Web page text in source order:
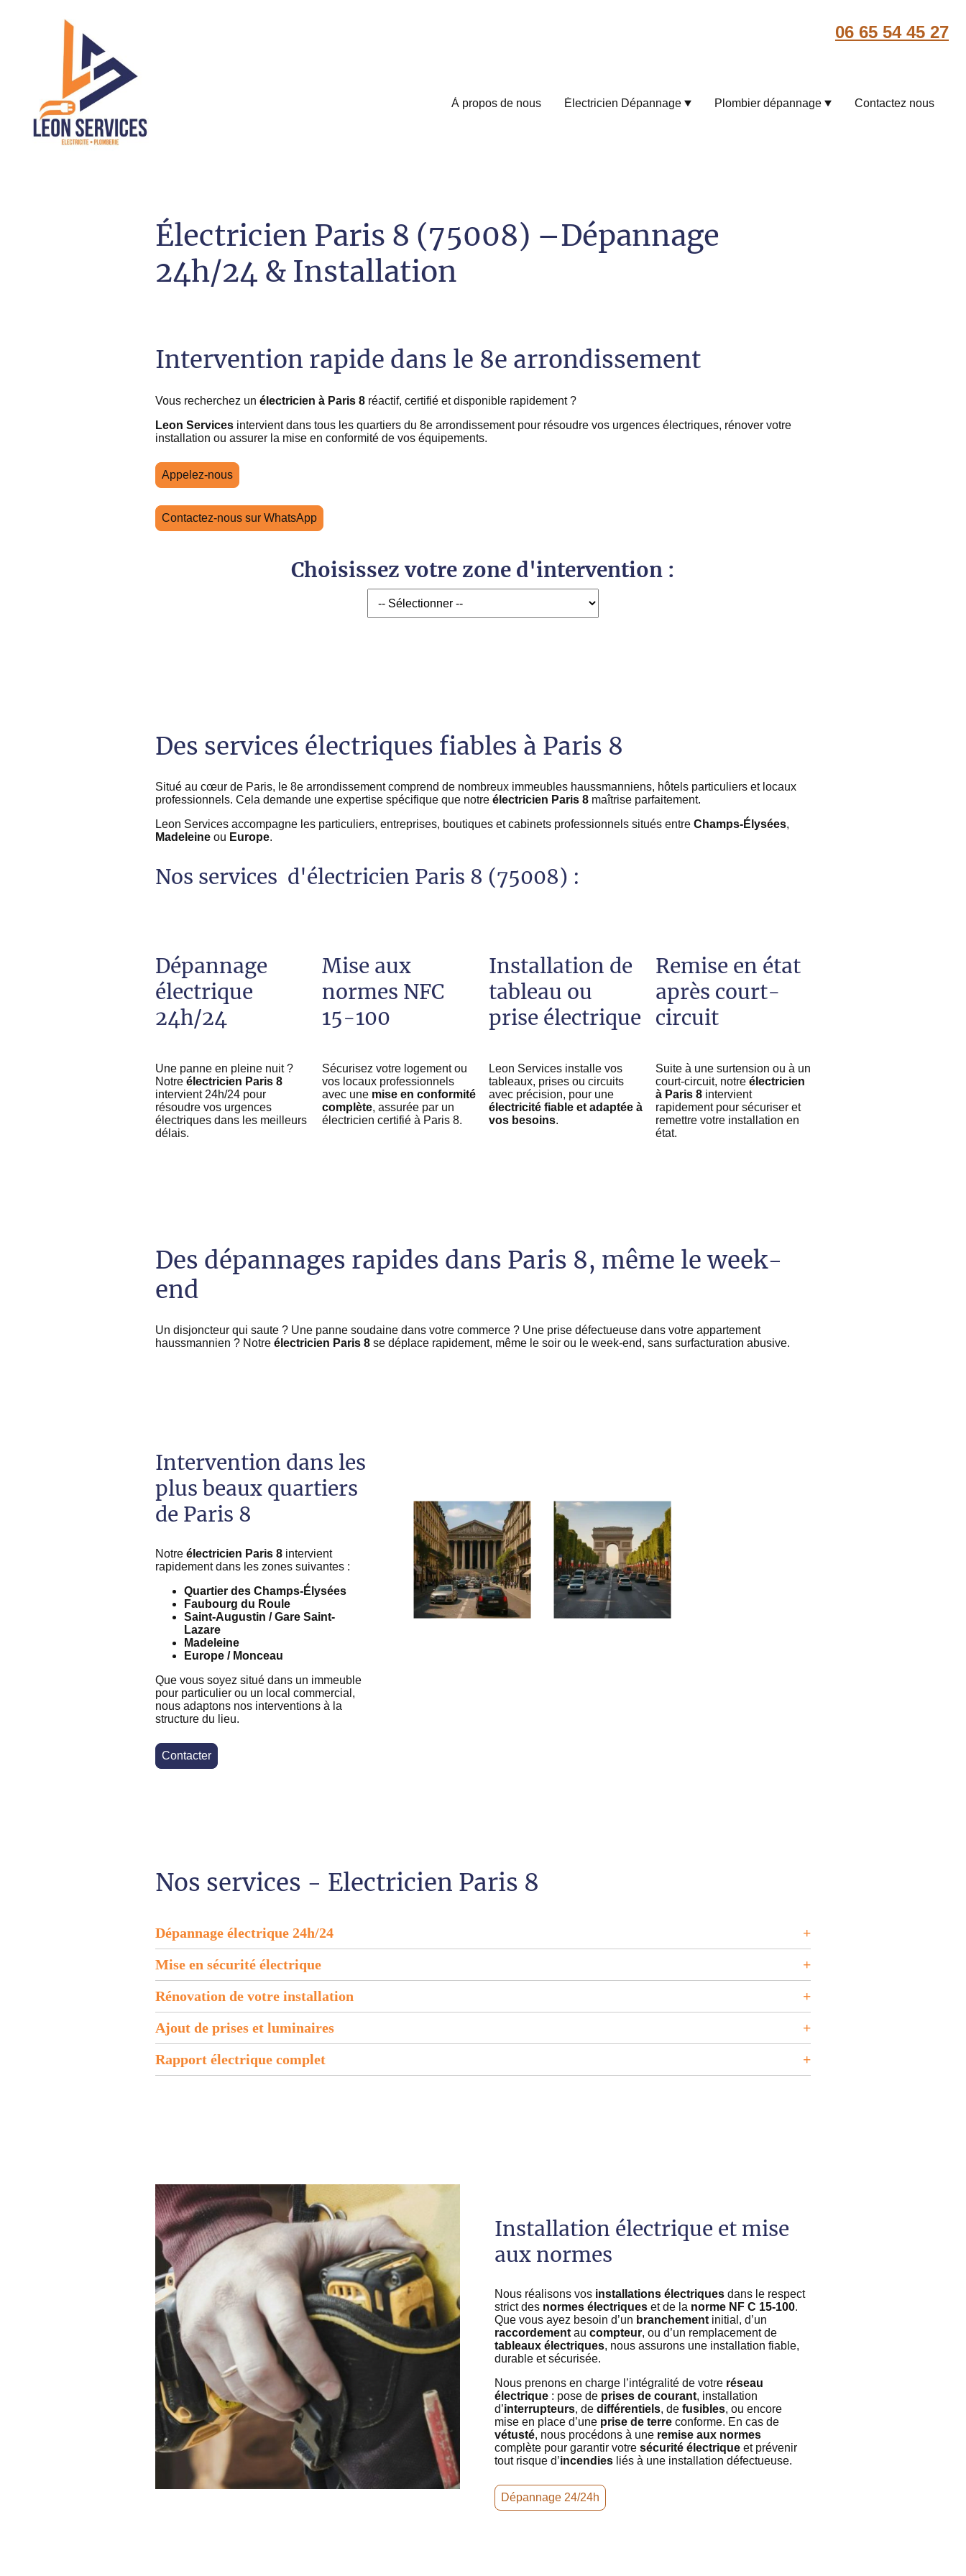
06 65 54 45 27
À propos de nous Électricien Dépannage Plombier dépannage Contactez nous
Électricien Paris 8 (75008) –Dépannage
24h/24 & Installation
Intervention rapide dans le 8e arrondissement
Vous recherchez un électricien à Paris 8 réactif, certifié et disponible rapidement ?
Leon Services intervient dans tous les quartiers du 8e arrondissement pour résoudre vos urgences électriques, rénover votre
installation ou assurer la mise en conformité de vos équipements.
Appelez-nous
Contactez-nous sur WhatsApp
Choisissez votre zone d'intervention :
Des services électriques fiables à Paris 8
Situé au cœur de Paris, le 8e arrondissement comprend de nombreux immeubles haussmanniens, hôtels particuliers et locaux
professionnels. Cela demande une expertise spécifique que notre électricien Paris 8 maîtrise parfaitement.
Leon Services accompagne les particuliers, entreprises, boutiques et cabinets professionnels situés entre Champs-Élysées,
Madeleine ou Europe.
Nos services d'électricien Paris 8 (75008) :
Dépannage
électrique
24h/24
Une panne en pleine nuit ?
Notre électricien Paris 8
intervient 24h/24 pour
résoudre vos urgences
électriques dans les meilleurs
délais.
Mise aux
normes NFC
15-100
Sécurisez votre logement ou
vos locaux professionnels
avec une mise en conformité
complète, assurée par un
électricien certifié à Paris 8.
Installation de
tableau ou
prise électrique
Leon Services installe vos
tableaux, prises ou circuits
avec précision, pour une
électricité fiable et adaptée à
vos besoins.
Remise en état
après court-
circuit
Suite à une surtension ou à un
court-circuit, notre électricien
à Paris 8 intervient
rapidement pour sécuriser et
remettre votre installation en
état.
Des dépannages rapides dans Paris 8, même le week-
end
Un disjoncteur qui saute ? Une panne soudaine dans votre commerce ? Une prise défectueuse dans votre appartement
haussmannien ? Notre électricien Paris 8 se déplace rapidement, même le soir ou le week-end, sans surfacturation abusive.
Intervention dans les
plus beaux quartiers
de Paris 8
Notre électricien Paris 8 intervient
rapidement dans les zones suivantes :
Quartier des Champs-Élysées
Faubourg du Roule
Saint-Augustin / Gare Saint-
Lazare
Madeleine
Europe / Monceau
Que vous soyez situé dans un immeuble
pour particulier ou un local commercial,
nous adaptons nos interventions à la
structure du lieu.
Contacter
Nos services - Electricien Paris 8
Dépannage électrique 24h/24
Mise en sécurité électrique
Rénovation de votre installation
Ajout de prises et luminaires
Rapport électrique complet
Installation électrique et mise
aux normes
Nous réalisons vos installations électriques dans le respect
strict des normes électriques et de la norme NF C 15-100.
Que vous ayez besoin d’un branchement initial, d’un
raccordement au compteur, ou d’un remplacement de
tableaux électriques, nous assurons une installation fiable,
durable et sécurisée.
Nous prenons en charge l’intégralité de votre réseau
électrique : pose de prises de courant, installation
d’interrupteurs, de différentiels, de fusibles, ou encore
mise en place d’une prise de terre conforme. En cas de
vétusté, nous procédons à une remise aux normes
complète pour garantir votre sécurité électrique et prévenir
tout risque d’incendies liés à une installation défectueuse.
Dépannage 24/24h